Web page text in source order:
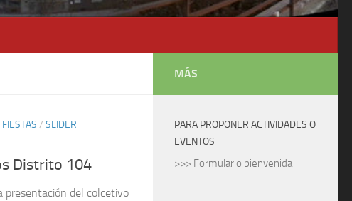
/ SLIDER
Distrito 104
presentación del colcetivo
MÁS
PARA PROPONER ACTIVIDADES O
EVENTOS
>>> Formulario bienvenida